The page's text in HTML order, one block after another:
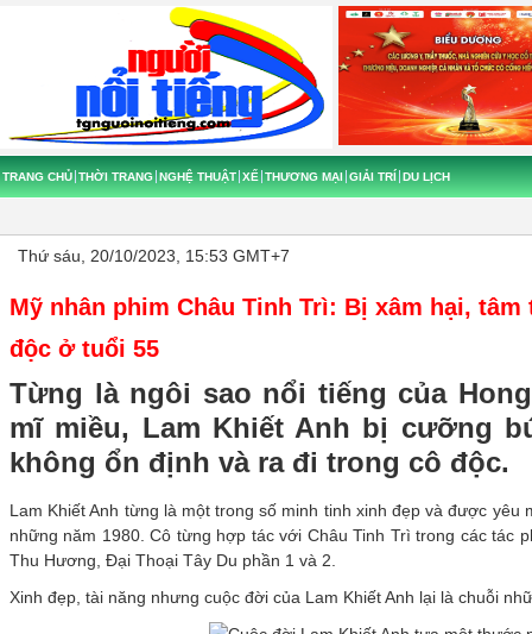
TRANG CHỦ THỜI TRANG NGHỆ THUẬT XẾ THƯƠNG MẠI GIẢI TRÍ DU LỊCH
Thứ sáu, 20/10/2023, 15:53 GMT+7
Mỹ nhân phim Châu Tinh Trì: Bị xâm hại,
độc ở tuổi 55
Từng là ngôi sao nổi tiếng của
mĩ miều, Lam Khiết Anh bị cưỡng
không ổn định và ra đi trong cô độc.
Lam Khiết Anh từng là một trong số minh tinh xinh đẹp và được yêu
những năm 1980. Cô từng hợp tác với Châu Tinh Trì trong các tác
Thu Hương, Đại Thoại Tây Du phần 1 và 2.
Xinh đẹp, tài năng nhưng cuộc đời của Lam Khiết Anh lại là chuỗi